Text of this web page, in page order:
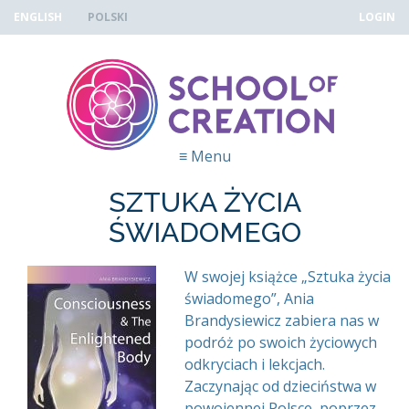
Skip to navigation
Przejdź do treści
ENGLISH POLSKI LOGIN
≡Menu
SZTUKA ŻYCIA
ŚWIADOMEGO
CONSCIOUSNESS AND THE
ENLIGHTENED BODY
W swojej książce „Sztuka życia
świadomego”, Ania
Brandysiewicz zabiera nas w
podróż po swoich życiowych
odkryciach i lekcjach.
Zaczynając od dzieciństwa w